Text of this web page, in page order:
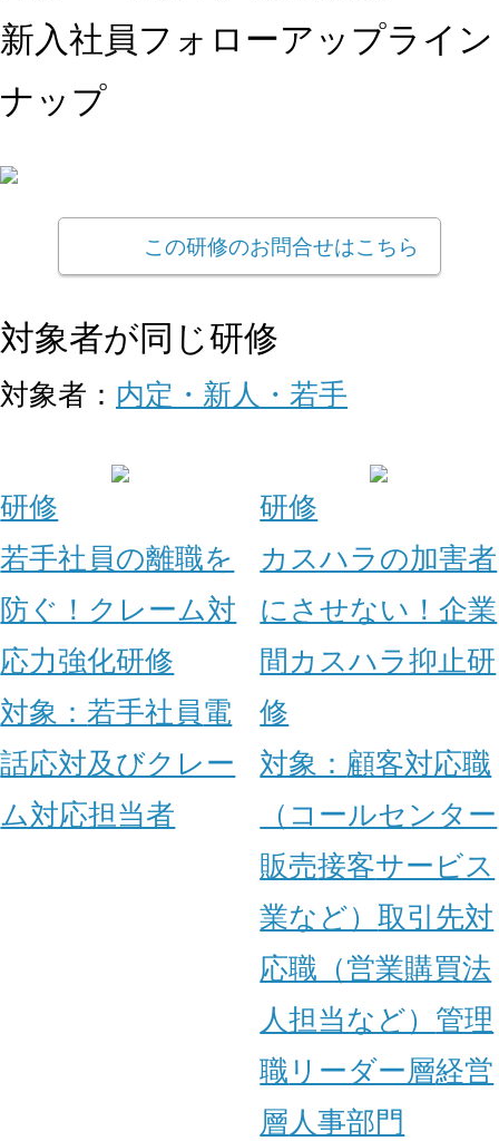
新入社員フォローアップライン
ナップ
この研修のお問合せはこちら
対象者が同じ研修
対象者： 内定・新人・若手
研修
若手社員の離職を
防ぐ！クレーム対
応力強化研修
対象：若手社員電
話応対及びクレー
ム対応担当者
研修
カスハラの加害者
にさせない！企業
間カスハラ抑止研
修
対象： 顧客対応職
（コールセンター
販売接客サービス
業など）取引先対
応職（営業購買法
人担当など） 管理
職 リーダー層経営
層人事部門